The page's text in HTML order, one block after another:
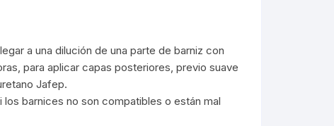
a una dilución de una parte de barniz con
para aplicar capas posteriores, previo suave
Jafep.
barnices no son compatibles o están mal